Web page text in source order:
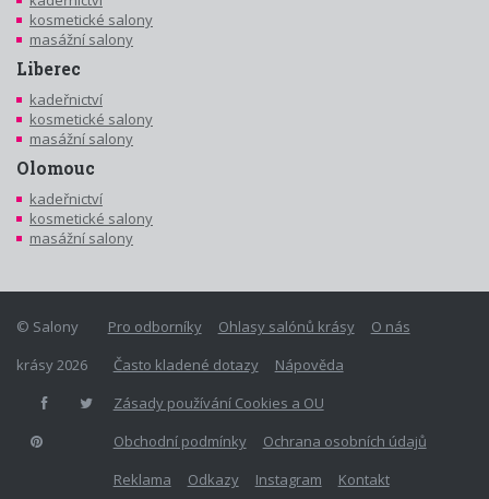
kosmetické salony
masážní salony
Liberec
kadeřnictví
kosmetické salony
masážní salony
Olomouc
kadeřnictví
kosmetické salony
masážní salony
Pro odborníky Ohlasy salónů krásy
O nás
Často kladené dotazy
Nápověda
Zásady používání Cookies a OU
Obchodní podmínky
Ochrana osobních údajů
Reklama
Odkazy Instagram Kontakt
© Salony
krásy 2026